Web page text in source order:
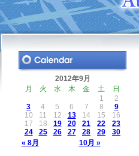
2012年9月
月
火 水 木 金 土 日
« 8月 10月 »
1
2
3
4 5 6 7 8
9
10
11 12 13 14 15
16
17
18 19 20 21 22
23
24
25 26 27 28 29 30